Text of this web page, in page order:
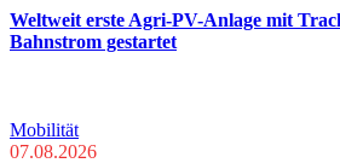
Weltweit erste Agri-PV-Anlage mit
Bahnstrom gestartet
Mobilität
07.08.2026